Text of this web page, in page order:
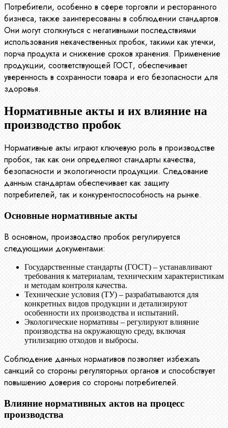
Потребители, особенно в сфере торговли и ресторанного
бизнеса, также заинтересованы в соблюдении стандартов.
Они могут столкнуться с негативными последствиями
использования некачественных пробок, такими как утечки,
порча продукта и снижение сроков хранения. Применение
продукции, соответствующей ГОСТ, обеспечивает
уверенность в сохранности товара и его безопасности для
здоровья.
Нормативные акты и их влияние на
производство пробок
Нормативные акты играют ключевую роль в производстве
пробок, так как они определяют стандарты качества,
безопасности и экологичности продукции. Следование
данным стандартам обеспечивает как защиту
потребителей, так и конкурентоспособность на рынке.
Основные нормативные акты
В основном, производство пробок регулируется
следующими документами:
Государственные стандарты (ГОСТ) – устанавливают
требования к материалам, техническим характеристикам
и методам контроля качества.
Технические условия (ТУ) – разрабатываются для
конкретных видов продукции и детализируют
особенности их производства и испытаний.
Экологические нормативы – регулируют влияние
производства на окружающую среду, включая
утилизацию отходов и выбросы.
Соблюдение данных нормативов позволяет избежать
санкций со стороны регуляторных органов и способствует
повышению доверия со стороны потребителей.
Влияние нормативных актов на процесс
производства